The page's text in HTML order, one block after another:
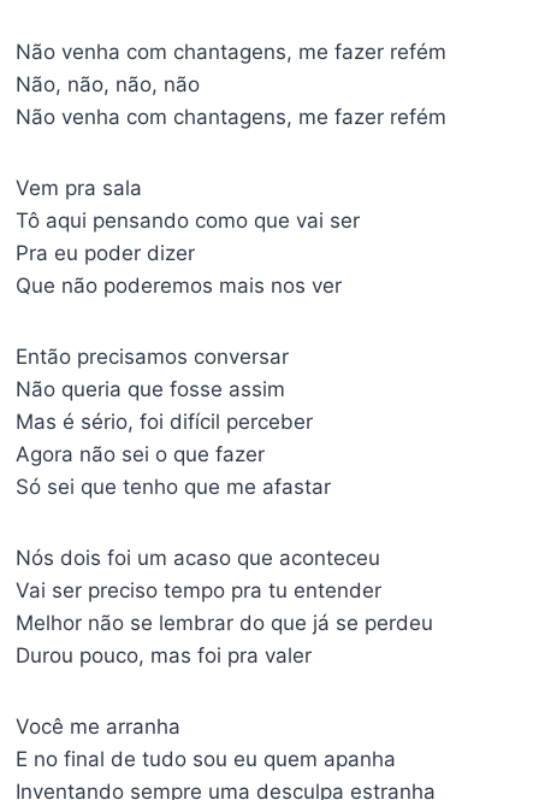
Não venha com chantagens, me fazer refém
Não, não, não, não
Não venha com chantagens, me fazer refém
Vem pra sala
Tô aqui pensando como que vai ser
Pra eu poder dizer
Que não poderemos mais nos ver
Então precisamos conversar
Não queria que fosse assim
Mas é sério, foi difícil perceber
Agora não sei o que fazer
Só sei que tenho que me afastar
Nós dois foi um acaso que aconteceu
Vai ser preciso tempo pra tu entender
Melhor não se lembrar do que já se perdeu
Durou pouco, mas foi pra valer
Você me arranha
E no final de tudo sou eu quem apanha
Inventando sempre uma desculpa estranha